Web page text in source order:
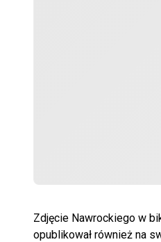
Zdjęcie Nawrockiego w
opublikował również na